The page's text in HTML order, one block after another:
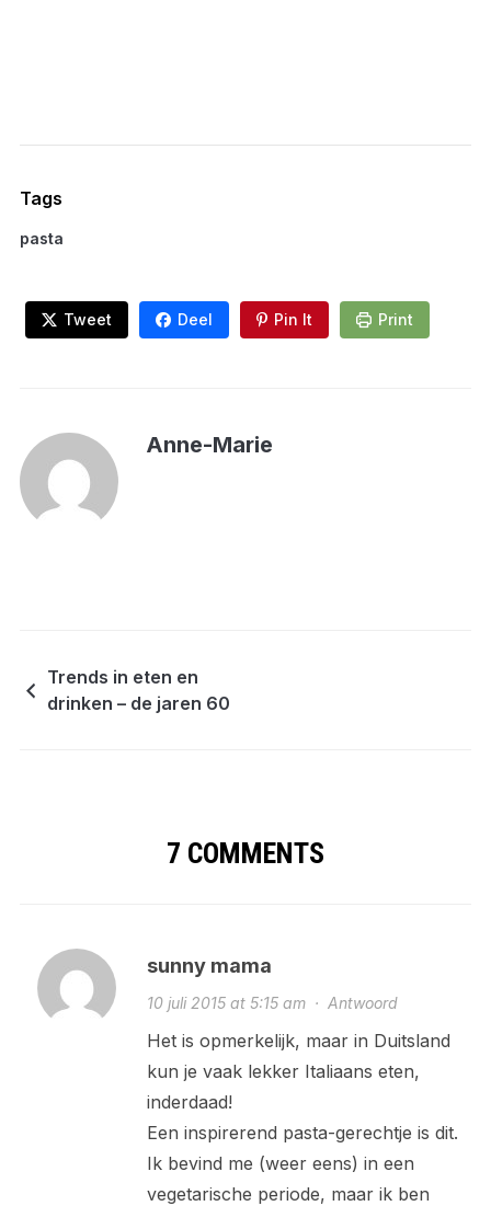
Tags
pasta
Tweet Deel Pin It Print
Anne-Marie
Trends in eten en
drinken – de jaren 60
7 COMMENTS
sunny mama
10 juli 2015 at 5:15 am· Antwoord
Het is opmerkelijk, maar in Duitsland
kun je vaak lekker Italiaans eten,
inderdaad!
Een inspirerend pasta-gerechtje is dit.
Ik bevind me (weer eens) in een
vegetarische periode, maar ik ben